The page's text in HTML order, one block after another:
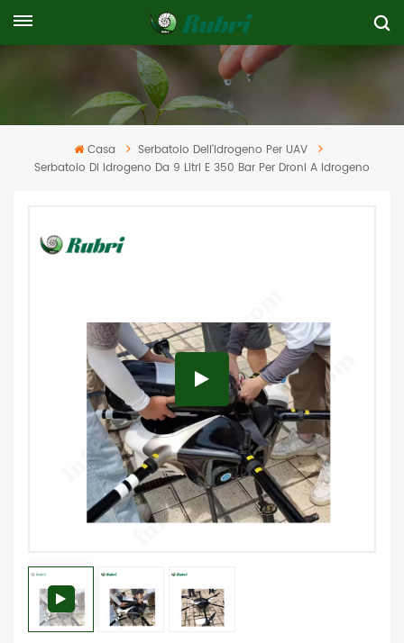
Casa
Serbatoio Dell'idrogeno Per UAV
Serbatoio Di Idrogeno Da 9 Litri E 350 Bar Per Droni A Idrogeno